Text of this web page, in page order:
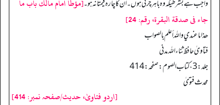
واجب ہے بشرطیکہ وہ باہر چرتی ہوں۔ ان کا چارہ قیمتاً نہ ہو۔[مؤطا امام مالك باب ما
جاء فى صدقة البقرة، رقم: 24]
ھذا ما عندي والله أعلم بالصواب
فتاویٰ حافظ ثناء اللہ مدنی
جلد: 3، کتاب الصوم: صفحہ: 414
محدث فتویٰ
[اردو فتاوىٰ، حدیث/صفحہ نمبر: 414]